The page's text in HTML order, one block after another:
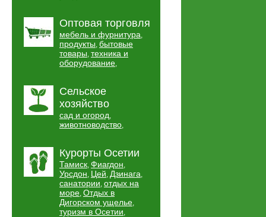
Оптовая торговля
мебель и фурнитура,
продукты, бытовые
товары, техника и
оборудование,
Сельское
хозяйство
сад и огород,
животноводство,
Курорты Осетии
Тамиск, Фиагдон,
Урсдон, Цей, Дзинага,
санатории, отдых на
море, Отдых в
Дигорском ущелье,
туризм в Осетии,